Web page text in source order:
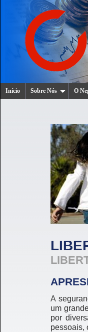
Início Sobre Nós O
A
um
por
pessoais,